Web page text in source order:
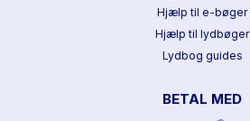
Hjælp til e-bøger
Hjælp til lydbøger
Lydbog guides
BETAL MED